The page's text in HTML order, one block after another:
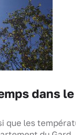
dans le
que les